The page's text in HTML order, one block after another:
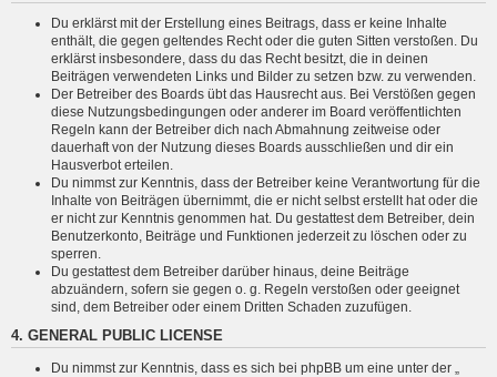
Du erklärst mit der Erstellung eines Beitrags, dass er keine Inhalte
enthält, die gegen geltendes Recht oder die guten Sitten verstoßen. Du
erklärst insbesondere, dass du das Recht besitzt, die in deinen
Beiträgen verwendeten Links und Bilder zu setzen bzw. zu verwenden.
Der Betreiber des Boards übt das Hausrecht aus. Bei Verstößen gegen
diese Nutzungsbedingungen oder anderer im Board veröffentlichten
Regeln kann der Betreiber dich nach Abmahnung zeitweise oder
dauerhaft von der Nutzung dieses Boards ausschließen und dir ein
Hausverbot erteilen.
Du nimmst zur Kenntnis, dass der Betreiber keine Verantwortung für die
Inhalte von Beiträgen übernimmt, die er nicht selbst erstellt hat oder die
er nicht zur Kenntnis genommen hat. Du gestattest dem Betreiber, dein
Benutzerkonto, Beiträge und Funktionen jederzeit zu löschen oder zu
sperren.
Du gestattest dem Betreiber darüber hinaus, deine Beiträge
abzuändern, sofern sie gegen o. g. Regeln verstoßen oder geeignet
sind, dem Betreiber oder einem Dritten Schaden zuzufügen.
4. GENERAL PUBLIC LICENSE
Du nimmst zur Kenntnis, dass es sich bei phpBB um eine unter der „